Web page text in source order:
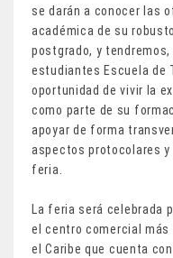
se darán a conocer las
académica de su
postgrado, y
estudiantes Escuela de
oportunidad de vivir la
como parte de su
apoyar de forma
aspectos protocolares
feria.
La feria será celebrada
el centro comercial más
el Caribe que cuenta